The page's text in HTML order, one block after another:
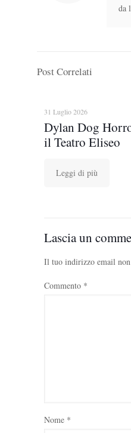
da
Post Correlati
31 Luglio 2026
Dylan Dog
il Teatro Eliseo
Leggi di più
Lascia un
Il tuo indirizzo email non
Commento *
Nome *